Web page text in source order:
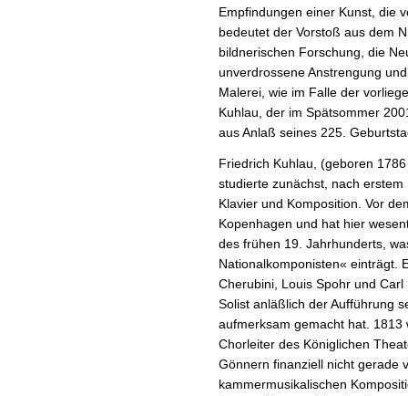
Empfindungen einer Kunst, die
bedeutet der Vorstoß aus dem
bildnerischen Forschung, die
unverdrossene Anstrengung
Malerei, wie im Falle der
Kuhlau, der im Spätsommer
aus Anlaß seines 225.
Friedrich Kuhlau, (geboren
studierte zunächst, nach
Klavier und Komposition. Vor
Kopenhagen und hat hier
des frühen 19. Jahrhunderts,
Nationalkomponisten« einträgt.
Cherubini, Louis Spohr und
Solist anläßlich der Aufführung
aufmerksam gemacht hat.
Chorleiter des Königlichen
Gönnern finanziell nicht gerade
kammermusikalischen